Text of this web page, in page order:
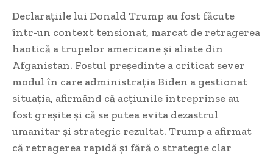
Declarațiile lui Donald Trump au fost făcute
într-un context tensionat, marcat de retragerea
haotică a trupelor americane și aliate din
Afganistan. Fostul președinte a criticat sever
modul în care administrația Biden a gestionat
situația, afirmând că acțiunile întreprinse au
fost greșite și că se putea evita dezastrul
umanitar și strategic rezultat. Trump a afirmat
că retragerea rapidă și fără o strategie clar